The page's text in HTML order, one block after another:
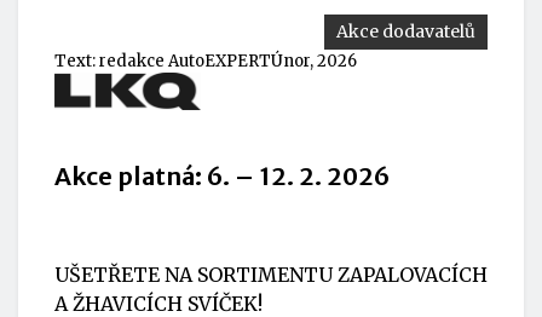
Akce dodavatelů
Text:redakce AutoEXPERTÚnor, 2026
Akce platná: 6. – 12. 2. 2026
UŠETŘETE NA SORTIMENTU ZAPALOVACÍCH
A ŽHAVICÍCH SVÍČEK!